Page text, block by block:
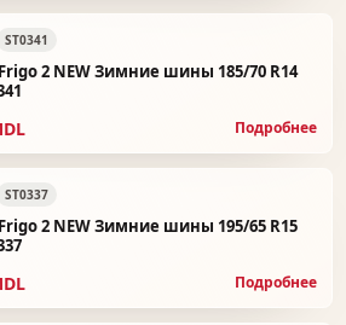
ST0341
2 NEW Зимние шины 185/70 R14
Подробнее
ST0337
2 NEW Зимние шины 195/65 R15
Подробнее